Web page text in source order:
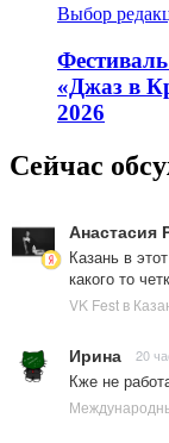
Выбор
«Джаз в
2026
Сейчас
Анастасия
Казань в
какого то
VK Fest в
Ирина 20
Кже не